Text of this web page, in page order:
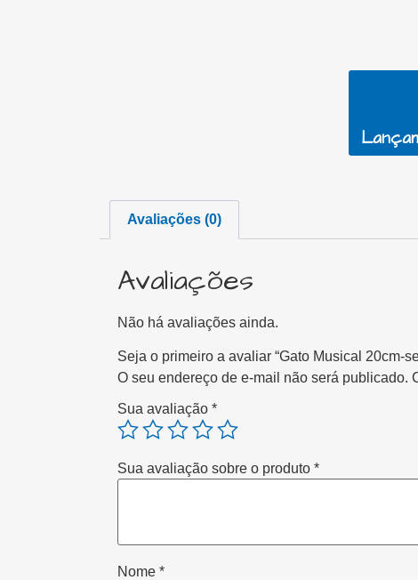
Avaliações (0)
Avaliações
Não há avaliações ainda.
Seja o primeiro a avaliar “Gato Musical 20cm-
O seu endereço de e-mail não será publicado.
Sua avaliação *
Sua avaliação sobre o produto *
Nome *